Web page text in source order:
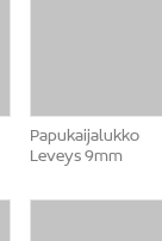
Papukaijalukko
Leveys 9mm